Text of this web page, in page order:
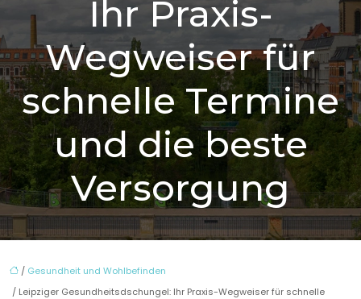
Ihr Praxis-
Wegweiser für
schnelle Termine
und die beste
Versorgung
/ Gesundheit und Wohlbefinden
/ Leipziger Gesundheitsdschungel: Ihr Praxis-Wegweiser für schnelle